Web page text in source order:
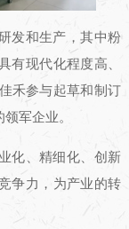
发和生产，其中粉
有现代化程度高、
禾参与起草和制订
军企业。
化、精细化、创新
争力，为产业的转